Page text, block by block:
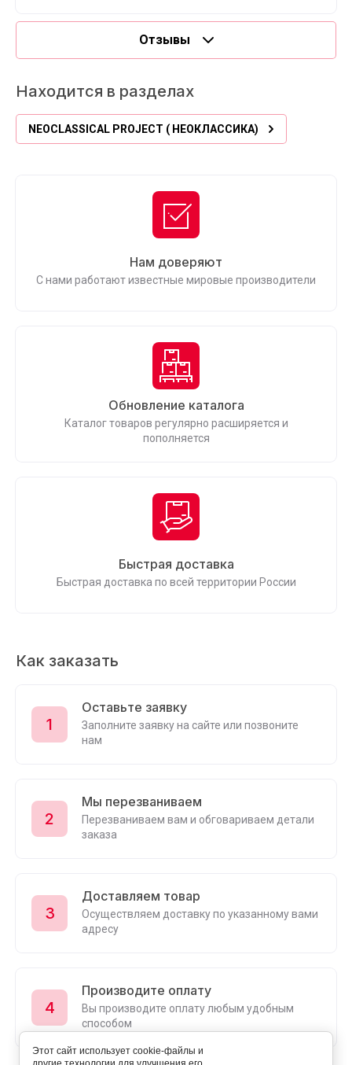
Отзывы
Находится в разделах
NEOCLASSICAL PROJECT ( НЕОКЛАССИКА)
Нам доверяют
С нами работают известные мировые производители
Обновление каталога
Каталог товаров регулярно расширяется и
пополняется
Быстрая доставка
Быстрая доставка по всей территории России
Как заказать
1
Оставьте заявку
Заполните заявку на сайте или позвоните
нам
2
Мы перезваниваем
Перезваниваем вам и обговариваем детали
заказа
3
Доставляем товар
Осуществляем доставку по указанному вами
адресу
4
Производите оплату
Вы производите оплату любым удобным
способом
Этот сайт использует cookie-файлы и